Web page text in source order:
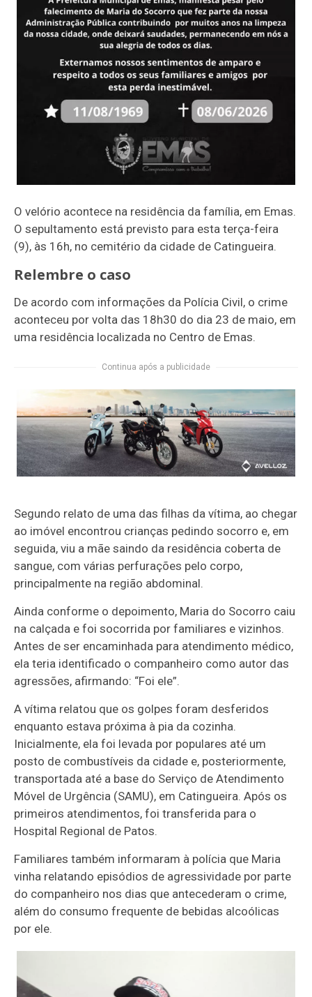
O velório acontece na residência da família, em Emas.
O sepultamento está previsto para esta terça-feira
(9), às 16h, no cemitério da cidade de Catingueira.
Relembre o caso
De acordo com informações da Polícia Civil, o crime
aconteceu por volta das 18h30 do dia 23 de maio, em
uma residência localizada no Centro de Emas.
Continua após a publicidade
Segundo relato de uma das filhas da vítima, ao chegar
ao imóvel encontrou crianças pedindo socorro e, em
seguida, viu a mãe saindo da residência coberta de
sangue, com várias perfurações pelo corpo,
principalmente na região abdominal.
Ainda conforme o depoimento, Maria do Socorro caiu
na calçada e foi socorrida por familiares e vizinhos.
Antes de ser encaminhada para atendimento médico,
ela teria identificado o companheiro como autor das
agressões, afirmando: “Foi ele”.
A vítima relatou que os golpes foram desferidos
enquanto estava próxima à pia da cozinha.
Inicialmente, ela foi levada por populares até um
posto de combustíveis da cidade e, posteriormente,
transportada até a base do Serviço de Atendimento
Móvel de Urgência (SAMU), em Catingueira. Após os
primeiros atendimentos, foi transferida para o
Hospital Regional de Patos.
Familiares também informaram à polícia que Maria
vinha relatando episódios de agressividade por parte
do companheiro nos dias que antecederam o crime,
além do consumo frequente de bebidas alcoólicas
por ele.